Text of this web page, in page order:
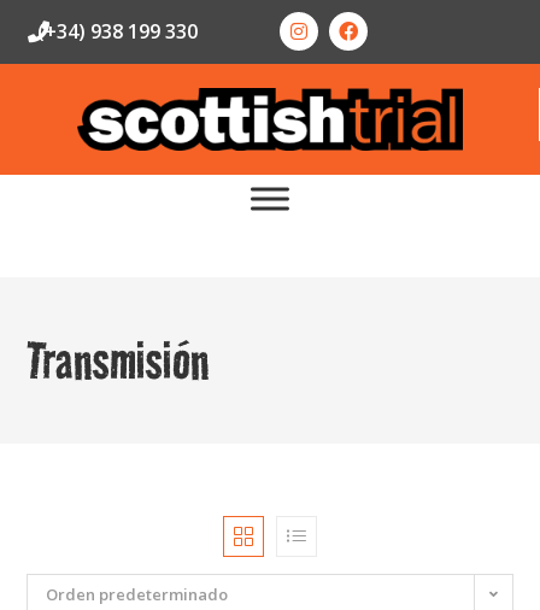
(+34) 938 199 330
Transmisión
Orden predeterminado